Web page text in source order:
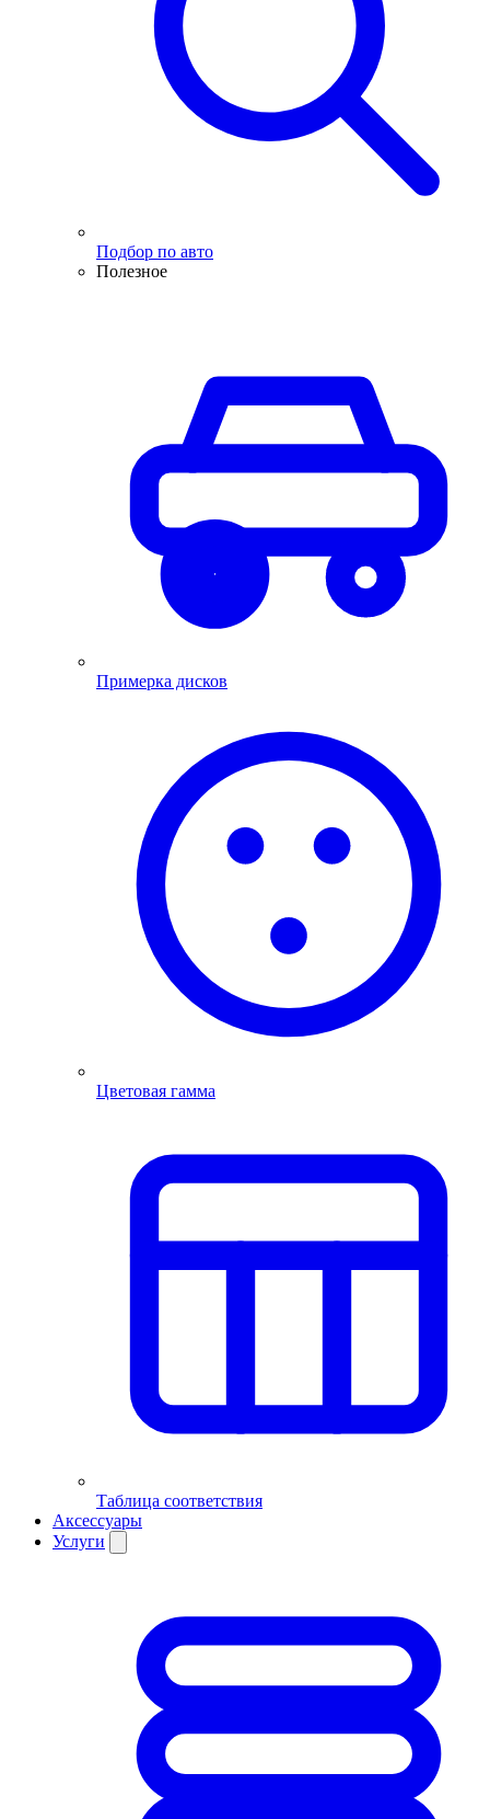
Подбор по авто
Полезное
Примерка дисков
Цветовая гамма
Таблица соответствия
Аксессуары
Услуги